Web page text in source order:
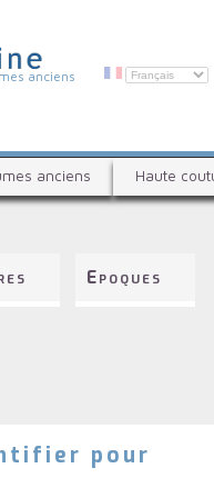
anciens
anciens Haute
Epoques
pour